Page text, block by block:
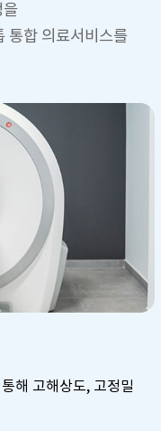
통합 의료서비스를
해 고해상도, 고정밀